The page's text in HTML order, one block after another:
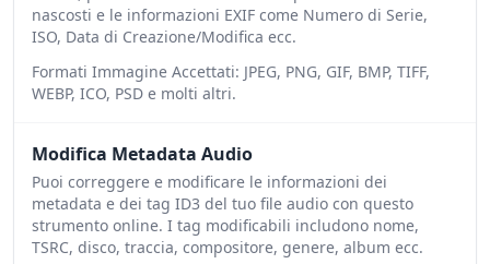
nascosti e le informazioni EXIF come Numero di Serie,
ISO, Data di Creazione/Modifica ecc.
Formati Immagine Accettati: JPEG, PNG, GIF, BMP, TIFF,
WEBP, ICO, PSD e molti altri.
Modifica Metadata Audio
Puoi correggere e modificare le informazioni dei
metadata e dei tag ID3 del tuo file audio con questo
strumento online. I tag modificabili includono nome,
TSRC, disco, traccia, compositore, genere, album ecc.